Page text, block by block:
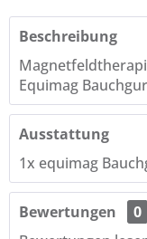
Beschreibung
Equimag
Ausstattung
1x equimag
Bewertungen
0